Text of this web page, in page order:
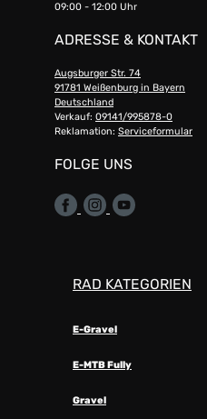
09:00 - 12:00 Uhr
ADRESSE & KONTAKT
Augsburger Str. 74
91781 Weißenburg in Bayern
Deutschland
Verkauf: 09141/995878-0
Reklamation: Serviceformular
FOLGE UNS
RAD KATEGORIEN
E-Gravel
E-MTB Fully
Gravel